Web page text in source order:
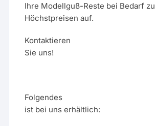
Ihre Modellguß-Reste bei Bedarf zu
Höchstpreisen auf.
Kontaktieren
Sie uns!
Folgendes
ist bei uns erhältlich: